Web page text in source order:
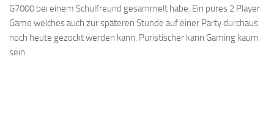
G7000 bei einem Schulfreund gesammelt habe. Ein pures 2 Player
Game welches auch zur späteren Stunde auf einer Party durchaus
noch heute gezockt werden kann. Puristischer kann Gaming kaum
sein.